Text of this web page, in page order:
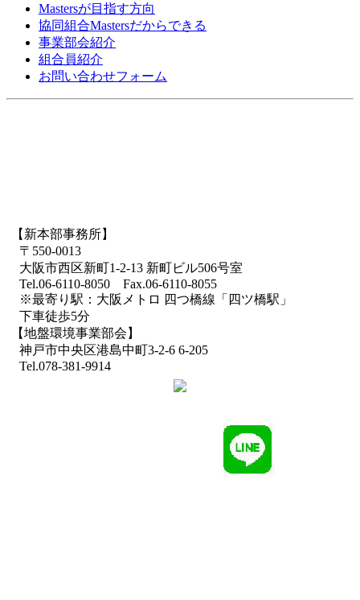
Mastersが目指す方向
協同組合Mastersだからできる
事業部会紹介
組合員紹介
お問い合わせフォーム
【新本部事務所】
〒550-0013
大阪市西区新町1-2-13 新町ビル506号室
Tel.06-6110-8050 Fax.06-6110-8055
※最寄り駅：大阪メトロ 四つ橋線「四ツ橋駅」
下車徒歩5分
【地盤環境事業部会】
神戸市中央区港島中町3-2-6 6-205
Tel.078-381-9914